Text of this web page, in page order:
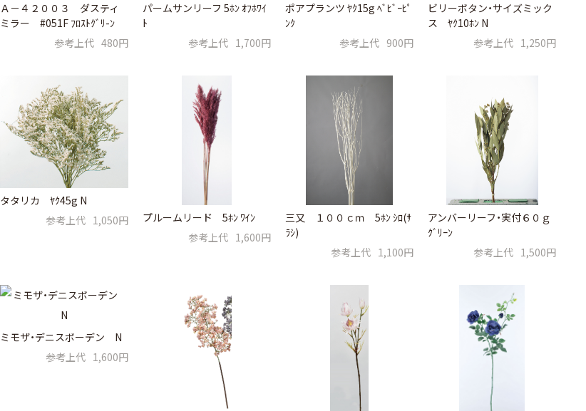
Ａ－４２００３ ダスティ
ミラー #051F ﾌﾛｽﾄｸﾞﾘ-ﾝ
参考上代 480円
パームサンリーフ 5ﾎﾝ ｵﾌﾎﾜｲ
ﾄ
参考上代 1,700円
ポアプランツ ﾔｸ15g ﾍﾞﾋﾞｰﾋﾟ
ﾝｸ
参考上代 900円
ビリーボタン・サイズミック
ス ﾔｸ10ﾎﾝ N
参考上代 1,250円
タタリカ ﾔｸ45g N
参考上代 1,050円
プルームリード 5ﾎﾝ ﾜｲﾝ
参考上代 1,600円
三又 １００ｃｍ 5ﾎﾝ ｼﾛ(ｻ
ﾗｼ)
参考上代 1,100円
アンバーリーフ・実付６０ｇ
ｸﾞﾘｰﾝ
参考上代 1,500円
ミモザ・デニスボーデン N
参考上代 1,600円